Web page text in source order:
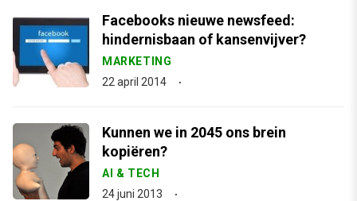
Facebooks nieuwe newsfeed:
hindernisbaan of kansenvijver?
MARKETING
22 april 2014
Kunnen we in 2045 ons brein
kopiëren?
AI & TECH
24 juni 2013